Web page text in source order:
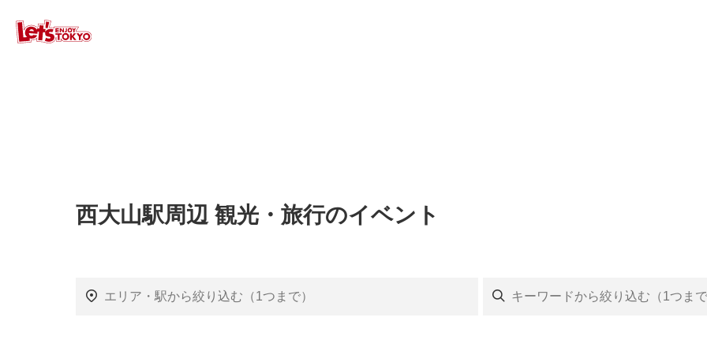
西大山駅周辺 観光・旅行のイベント